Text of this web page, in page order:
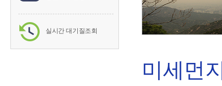
실시간 대기질조회
미세먼